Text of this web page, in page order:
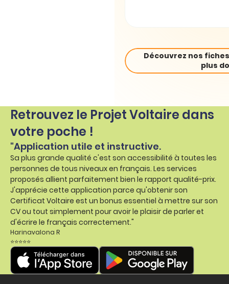
Découvrez nos
plus
Retrouvez le Projet Voltaire dans
votre poche !
"Application utile et instructive.
Sa plus grande qualité c'est son accessibilité à toutes les
personnes de tous niveaux en français. Les services
proposés allient parfaitement bien le rapport qualité-prix.
J'apprécie cette application parce qu'obtenir son
Certificat Voltaire est un bonus essentiel à mettre sur son
CV ou tout simplement pour avoir le plaisir de parler et
d'écrire le français correctement."
Harinavalona R
⭐⭐⭐⭐⭐